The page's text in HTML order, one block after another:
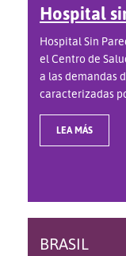
Hospital
Hospital Sin
el Centro de
a las demandas
caracterizadas
LEA MÁS
BRASIL